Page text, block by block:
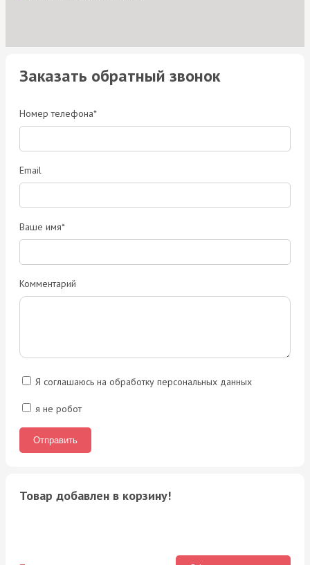
Заказать обратный звонок
Номер телефона*
Email
Ваше имя*
Комментарий
Я соглашаюсь на обработку персональных данных
я не робот
Товар добавлен в корзину!